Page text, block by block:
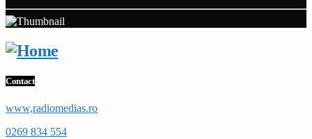
Contact
www,radiomedias.ro
0269 834 554